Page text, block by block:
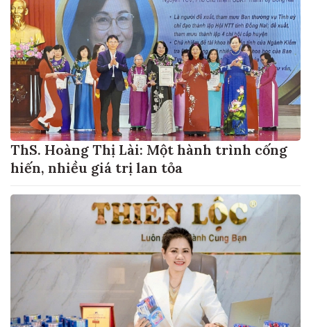
ThS. Hoàng Thị Lài: Một hành trình cống
hiến, nhiều giá trị lan tỏa